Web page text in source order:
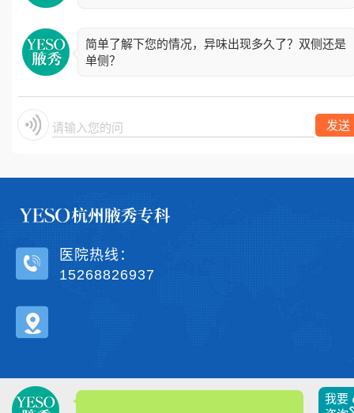
简单了解下您的情况，异味出现多久了？双侧还是
单侧？
请输入您的问题 发送
我要
医院热线：
15268826937